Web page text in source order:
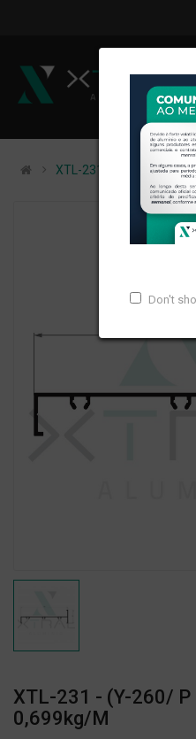
Don't
XTL-231 - (Y-260/ P 10,)
XTL-231 - (Y-260/ P
0,699kg/m